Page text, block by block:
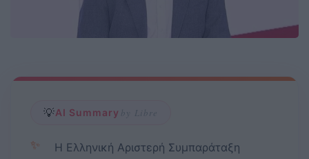
💡AI Summary by Libre
✨
Η Ελληνική Αριστερή Συμπαράταξη